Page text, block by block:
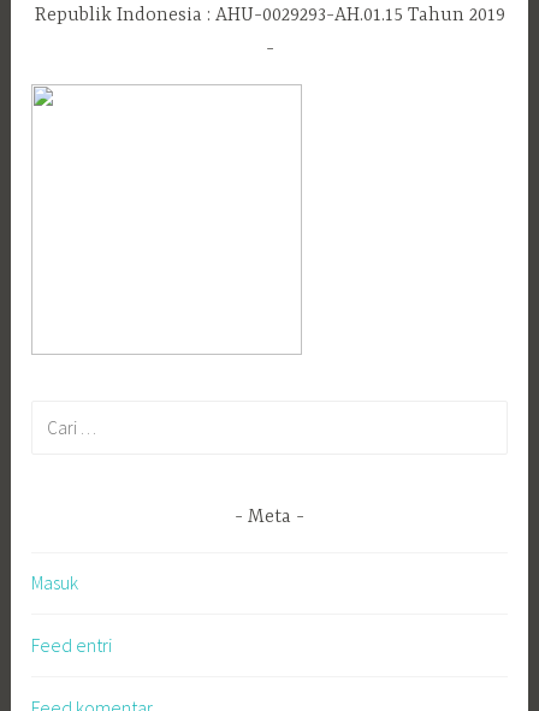
Republik Indonesia : AHU-0029293-AH.01.15 Tahun 2019
Meta
Masuk
Feed entri